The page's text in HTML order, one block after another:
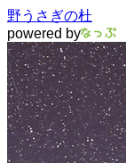
野うさぎの杜
powered by